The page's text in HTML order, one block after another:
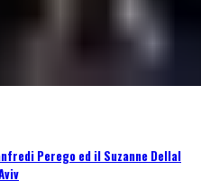
Perego ed il Suzanne Dellal